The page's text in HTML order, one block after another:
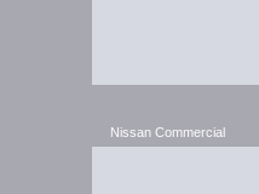
Nissan Commercial